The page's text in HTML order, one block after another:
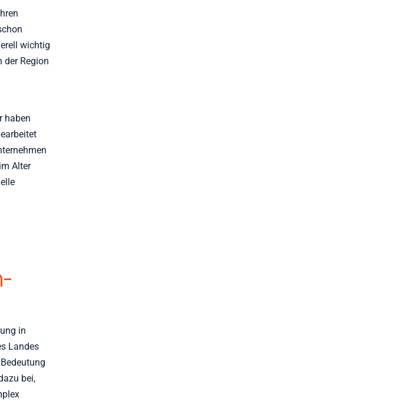
wichtig
der Region
haben
Alter
in
Landes
bei,